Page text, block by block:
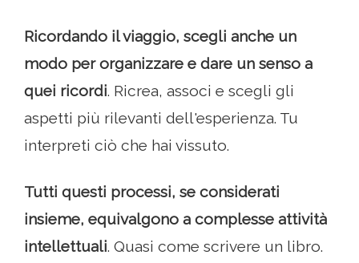
Ricordando il viaggio, scegli anche un
modo per organizzare e dare un senso a
quei ricordi. Ricrea, associ e scegli gli
aspetti più rilevanti dell'esperienza. Tu
interpreti ciò che hai vissuto.
Tutti questi processi, se considerati
insieme, equivalgono a complesse attività
intellettuali. Quasi come scrivere un libro.